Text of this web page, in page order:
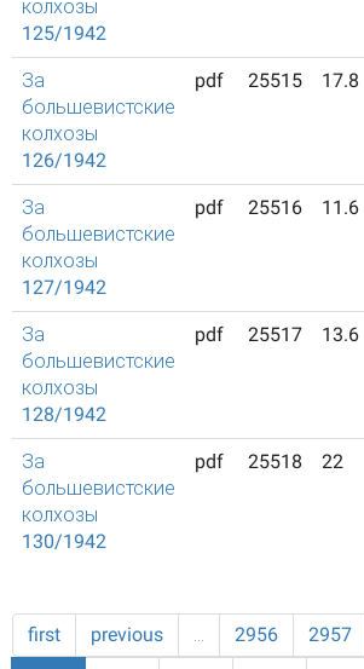
колхозы
125/1942
За
большевистские
колхозы
126/1942
pdf 25515 17.8
За
большевистские
колхозы
127/1942
pdf 25516 11.6
За
большевистские
колхозы
128/1942
pdf 25517 13.6
За
большевистские
колхозы
130/1942
pdf 25518 22
first previous … 2956 2957